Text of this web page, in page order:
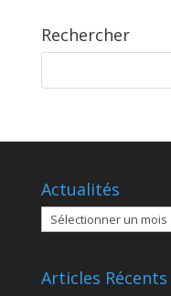
Rechercher
Actualités
Actualités
Articles Récents